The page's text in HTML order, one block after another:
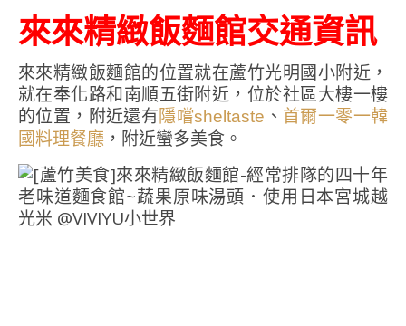
來來精緻飯麵館交通資訊
來來精緻飯麵館的位置就在蘆竹光明國小附近，
就在奉化路和南順五街附近，位於社區大樓一樓
的位置，附近還有隱嚐sheltaste 、 首爾一零一韓
國料理餐廳 ，附近蠻多美食。